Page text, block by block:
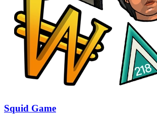
Squid Game